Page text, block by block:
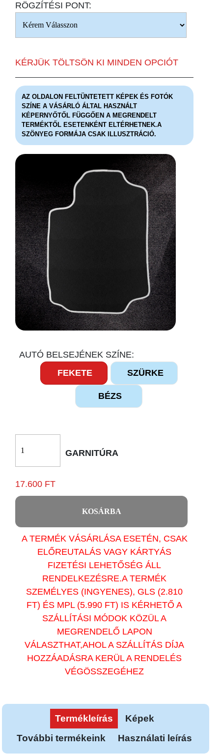
RÖGZÍTÉSI PONT:
KÉRJÜK TÖLTSÖN KI MINDEN OPCIÓT
AZ OLDALON FELTÜNTETETT KÉPEK ÉS FOTÓK
SZÍNE A VÁSÁRLÓ ÁLTAL HASZNÁLT
KÉPERNYŐTŐL FÜGGŐEN A MEGRENDELT
TERMÉKTŐL ESETENKÉNT ELTÉRHETNEK.A
SZÖNYEG FORMÁJA CSAK ILLUSZTRÁCIÓ.
AUTÓ BELSEJÉNEK SZÍNE:
FEKETE
SZÜRKE
BÉZS
GARNITÚRA
17.600 FT
KOSÁRBA
A TERMÉK VÁSÁRLÁSA ESETÉN, CSAK
ELŐREUTALÁS VAGY KÁRTYÁS
FIZETÉSI LEHETŐSÉG ÁLL
RENDELKEZÉSRE.A TERMÉK
SZEMÉLYES (INGYENES), GLS (2.810
FT) ÉS MPL (5.990 FT) IS KÉRHETŐ A
SZÁLLÍTÁSI MÓDOK KÖZÜL A
MEGRENDELŐ LAPON
VÁLASZTHAT,AHOL A SZÁLLÍTÁS DÍJA
HOZZÁADÁSRA KERÜL A RENDELÉS
VÉGÖSSZEGÉHEZ
Termékleírás
Képek
További termékeink
Használati leírás